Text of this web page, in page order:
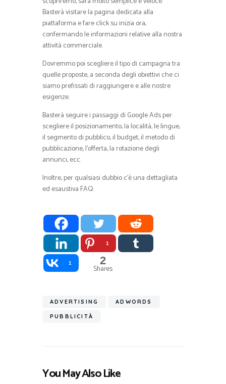
Basterà visitare la pagina dedicata alla
piattaforma e fare click su inizia ora,
confermando le informazioni relative alla nostra
attività commerciale.
Dovremmo poi scegliere il tipo di campagna tra
quelle proposte, a seconda degli obiettivi che ci
siamo prefissati di raggiungere e alle nostre
esigenze.
Basterà seguire i passaggi di Google Ads per
scegliere il posizionamento, la località, le lingue,
il segmento di pubblico, il budget, il metodo di
pubblicazione, l’offerta, la rotazione degli
annunci, ecc.
Inoltre, per qualsiasi dubbio c’è una dettagliata
ed esaustiva FAQ.
1
1 2
Shares
ADVERTISING ADWORDS
PUBBLICITÀ
You May Also Like